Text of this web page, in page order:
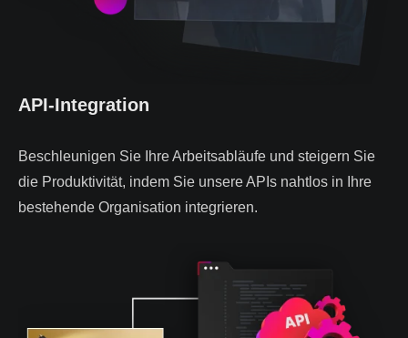
API-Integration
Beschleunigen Sie Ihre Arbeitsabläufe und steigern Sie
die Produktivität, indem Sie unsere APIs nahtlos in Ihre
bestehende Organisation integrieren.